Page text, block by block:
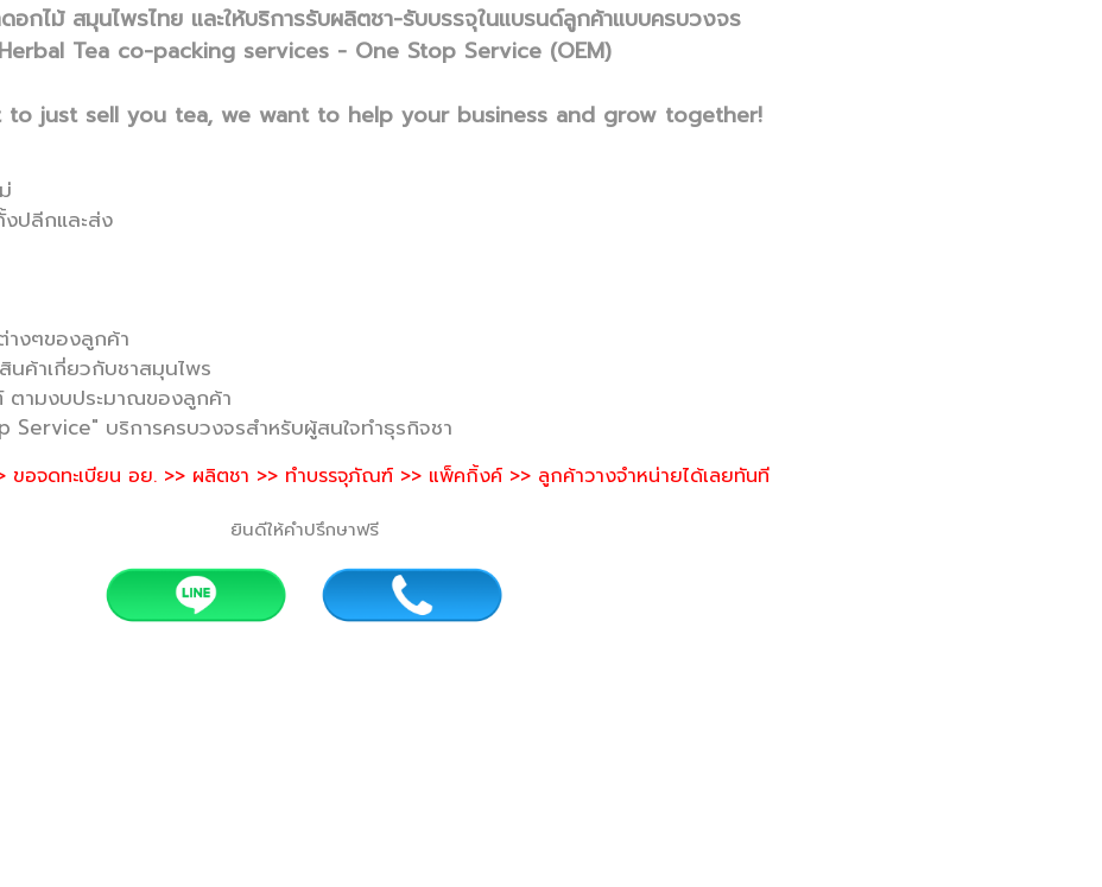
อกไม้ สมุนไพรไทย และให้บริการรับผลิตชา-รับบรรจุในแบรนด์ลูกค้าแบบครบวงจร
Herbal Tea co-packing services - One Stop Service (OEM)
to just sell you tea, we want to help your business and grow together!
งปลีกและส่ง
งๆของลูกค้า
นค้าเกี่ยวกับชาสมุนไพร
ตามงบประมาณของลูกค้า
บริการครบวงจรสำหรับผู้สนใจทำธุรกิจชา
ขอจดทะเบียน อย. >> ผลิตชา >> ทำบรรจุภัณฑ์ >> แพ็คกิ้งค์ >> ลูกค้าวางจำหน่ายได้เลยทันที
ยินดีให้คำปรึกษาฟรี